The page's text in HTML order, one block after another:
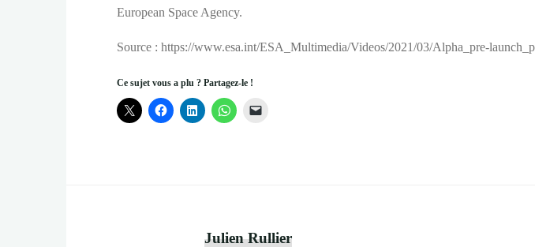
European Space Agency.
Source : https://www.esa.int/ESA_Multimedia/Videos/2021/03/Alpha_pre-
Ce sujet vous a plu ? Partagez-le !
Julien Rullier